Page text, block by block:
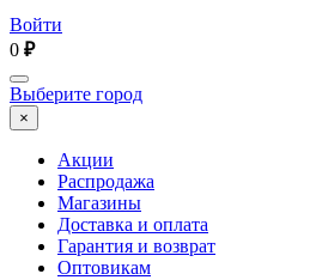
Войти
0 ₽
Выберите город
×
Акции
Распродажа
Магазины
Доставка и оплата
Гарантия и возврат
Оптовикам